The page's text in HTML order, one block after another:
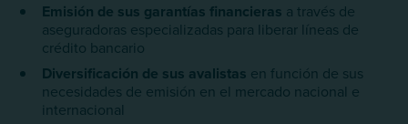
Emisión de sus garantías financieras a través de
aseguradoras especializadas para liberar líneas de
crédito bancario
Diversificación de sus avalistas en función de sus
necesidades de emisión en el mercado nacional e
internacional